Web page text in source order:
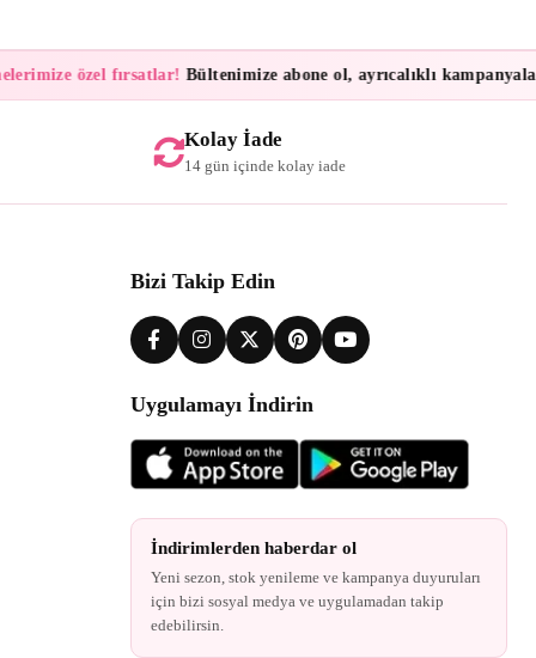
özel fırsatlar!Bültenimize abone ol, ayrıcalıklı kampanyalar
Kolay İade
14 gün içinde kolay iade
Bizi Takip Edin
Uygulamayı İndirin
İndirimlerden haberdar ol
Yeni sezon, stok yenileme ve kampanya duyuruları
için bizi sosyal medya ve uygulamadan takip
edebilirsin.